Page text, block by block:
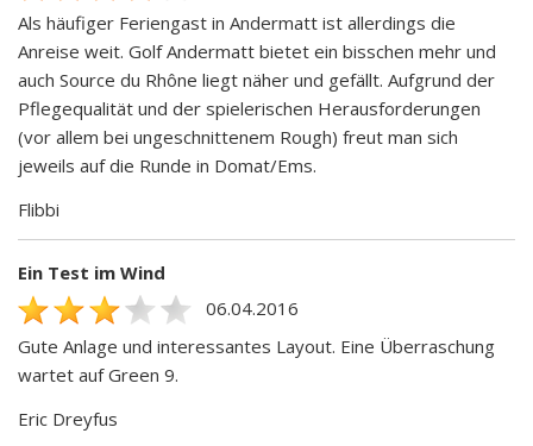
Als häufiger Feriengast in Andermatt ist allerdings die
Anreise weit. Golf Andermatt bietet ein bisschen mehr und
auch Source du Rhône liegt näher und gefällt. Aufgrund der
Pflegequalität und der spielerischen Herausforderungen
(vor allem bei ungeschnittenem Rough) freut man sich
jeweils auf die Runde in Domat/Ems.
Flibbi
Ein Test im Wind
06.04.2016
Gute Anlage und interessantes Layout. Eine Überraschung
wartet auf Green 9.
Eric Dreyfus